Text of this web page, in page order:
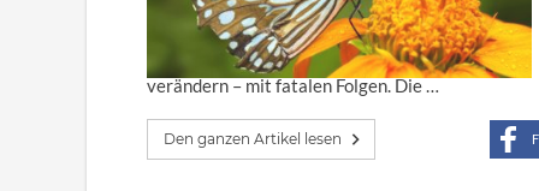
verändern – mit fatalen Folgen. Die …
Den ganzen Artikel lesen